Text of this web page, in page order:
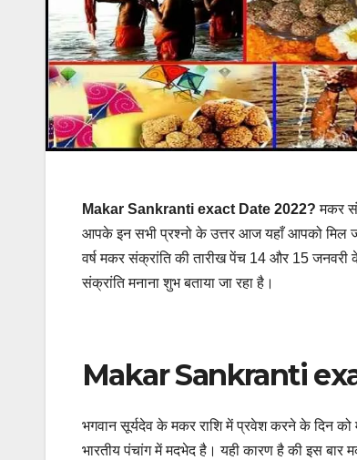
Makar Sankranti exact Date 2022? मकर
आपके इन सभी प्रश्नो के उत्तर आज यहाँ आपको मिल
वर्ष मकर संक्रांति की तारीख पेंच 14 और 15
संक्रांति मनाना शुभ बताया जा रहा है।
Makar Sankranti
भगवान सूर्यदेव के मकर राशि में प्रवेश करने के दिन
भारतीय पंचांग में मदभेद है। यही कारण है की इस